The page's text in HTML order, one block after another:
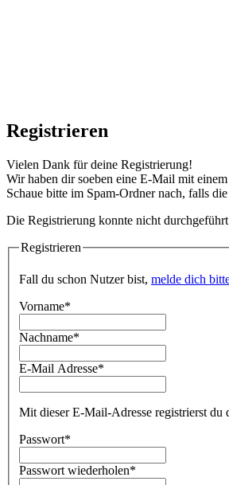
Registrieren
Vielen Dank für deine Registrierung!
Wir haben dir soeben eine E-Mail mit
Schaue bitte im Spam-Ordner nach, falls
Die Registrierung konnte nicht
Registrieren
Fall du schon Nutzer bist, melde dich
Vorname*
Nachname*
E-Mail Adresse*
Mit dieser E-Mail-Adresse registrierst
Passwort*
Passwort wiederholen*